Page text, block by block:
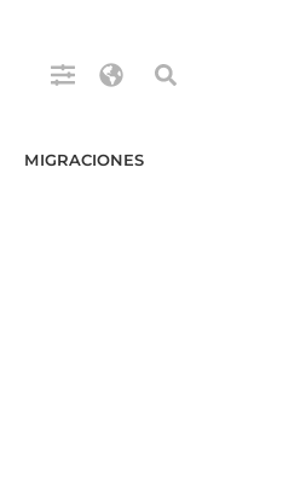
MIGRACIONES